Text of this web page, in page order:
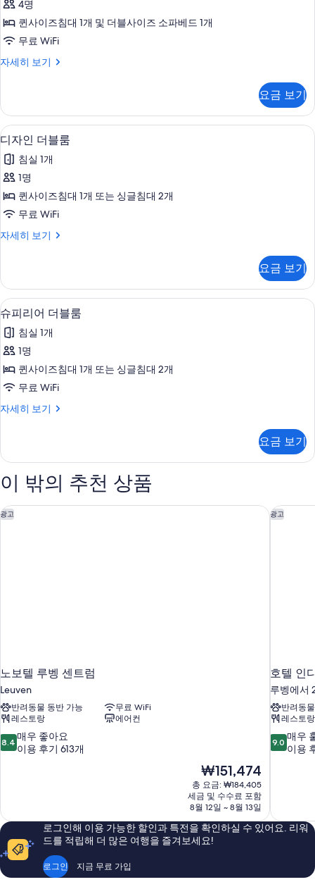
모
두
보
기
룸
자
세
히
보
드
룸
진
두
보
기
4명
퀸사이즈침대 1개 및 더블사이즈 소파베드 1개
무료 WiFi
자세히 보기
패
드
룸
자
세
히
보
요금 보기
디
자
인
더
블
사
모
두
보
기
책상, 다리미/다리미판, 무료 WiFi, 침
1
디자인 더블룸
침실 1개
1명
퀸사이즈침대 1개 또는 싱글침대 2개
무료 WiFi
자세히 보기
디
블
룸
자
세
히
보
요금 보기
슈
피
리
어
더
룸
진
두
보
책상, 다리미/다리미판, 무료 WiFi, 침
1
슈피리어 더블룸
침실 1개
1명
퀸사이즈침대 1개 또는 싱글침대 2개
무료 WiFi
자세히 보기
슈
더
룸
세
히
요금 보기
이 밖의 추천 상품
광고
노보텔 루벵 센트럼
Leuven
반려동물 동반 가능
무료 WiFi
레스토랑
에어컨
10
점
점,
매
좋
아
요,
8.4 매우 좋아요
이용 후기 613개
현
재
요
금
₩151,474
₩151,474
총 요금: ₩184,405
세금 및 수수료 포함
8월 12일 ~ 8월 13일
노보텔 루벵 센트럼 광고
호텔 인
루벵에서
반려동
레스토랑
10
점
점,
매
우
해
9.0 매우
이용
호텔 인
로그인해 이용 가능한 할인과 특전을 확인하실 수 있어요. 리워
드를 적립해 더 많은 여행을 즐겨보세요!
로그인 지금 무료 가입